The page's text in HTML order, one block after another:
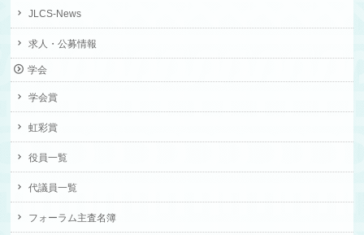
JLCS-News
求人・公募情報
学会
学会賞
虹彩賞
役員一覧
代議員一覧
フォーラム主査名簿